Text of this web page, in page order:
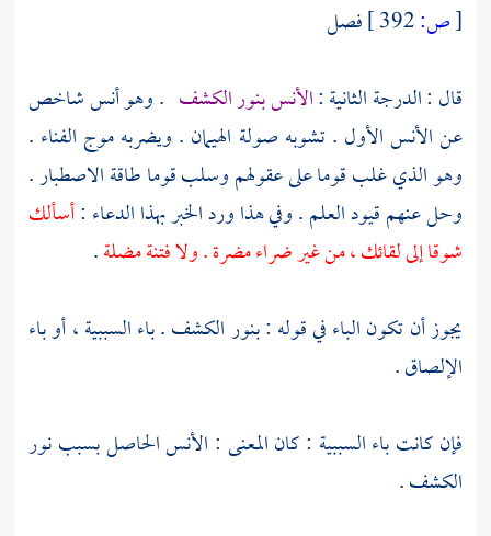
[ص:
فصل
قال : الدرجة الثانية :الأنس بنور الكشف . وهو أنس شاخص
عن الأنس الأول . تشوبه صولة الهيمان . ويضربه موج الفناء .
وهو الذي غلب قوما على عقولهم وسلب قوما طاقة الاصطبار .
وحل عنهم قيود العلم . وفي هذا ورد الخبر بهذا الدعاء :أسألك
شوقا إلى لقائك ، من غير ضراء مضرة . ولا فتنة مضلة.
يجوز أن تكون الباء في قوله : بنور الكشف . باء السببية ، أو باء
الإلصاق .
فإن كانت باء السببية : كان المعنى : الأنس الحاصل بسبب نور
الكشف .